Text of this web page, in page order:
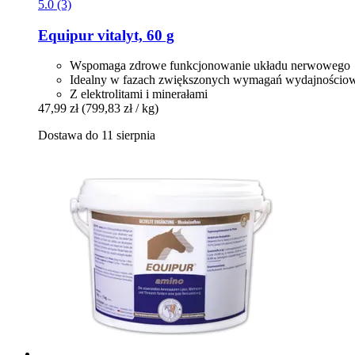
5.0 (3)
Equipur vitalyt, 60 g
Wspomaga zdrowe funkcjonowanie układu nerwowego
Idealny w fazach zwiększonych wymagań
Z elektrolitami i minerałami
47,99 zł (799,83 zł / kg)
Dostawa do 11 sierpnia